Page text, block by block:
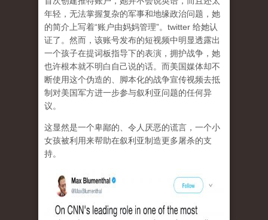
年轻，无法掌握复杂的军事和地缘政治问题，她
的简介上写着“账户由妈妈管理”。twitter 给她认
证了。然而，该账号发布的短视频中明显透露出
一个孩子在提词板指导下的表演，拥护战争，她
也许根本就不明白自己说的话。而美国媒体却不
断使用这个伪造的、脚本化的战争宣传视频去抵
制对美国军方进一步参与叙利亚问题的任何异
议。
这显然是一个卑鄙的、令人厌恶的谎言，一个小
女孩被利用来帮助在叙利亚制造更多屠杀的支
持。